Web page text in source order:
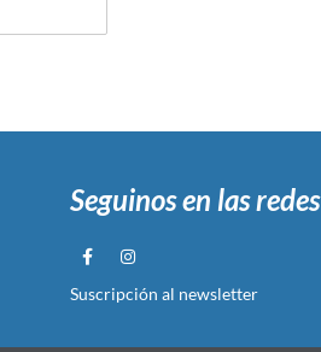
Seguinos en las redes
Suscripción al newsletter